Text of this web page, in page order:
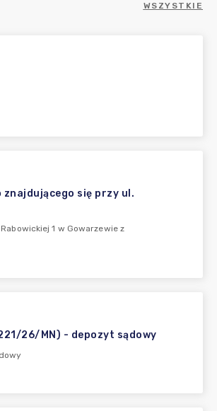
WSZYSTKIE
znajdującego się przy ul.
Rabowickiej 1 w Gowarzewie z
26/MN) - depozyt sądowy